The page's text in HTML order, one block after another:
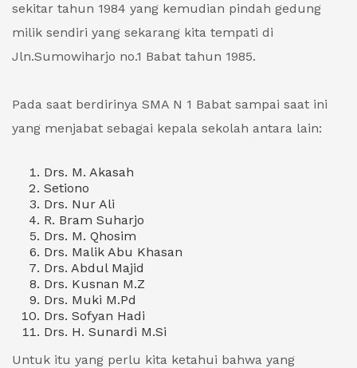
sekitar tahun 1984 yang kemudian pindah gedung
milik sendiri yang sekarang kita tempati di
Jln.Sumowiharjo no.1 Babat tahun 1985.
Pada saat berdirinya SMA N 1 Babat sampai saat ini
yang menjabat sebagai kepala sekolah antara lain:
Drs. M. Akasah
Setiono
Drs. Nur Ali
R. Bram Suharjo
Drs. M. Qhosim
Drs. Malik Abu Khasan
Drs. Abdul Majid
Drs. Kusnan M.Z
Drs. Muki M.Pd
Drs. Sofyan Hadi
Drs. H. Sunardi M.Si
Untuk itu yang perlu kita ketahui bahwa yang